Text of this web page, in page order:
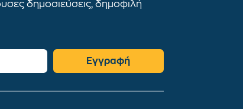
δημοσιεύσεις, δημοφιλή
Εγγραφή